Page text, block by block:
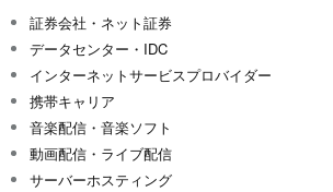
証券会社・ネット証券
データセンター・IDC
インターネットサービスプロバイダー
携帯キャリア
音楽配信・音楽ソフト
動画配信・ライブ配信
サーバーホスティング